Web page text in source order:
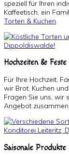
speziell für Ihren
Kaffeetisch, ein
Torten & Kuchen
Hochzeiten & Feste
Für Ihre Hochzeit,
wir Brot, Kuchen
Fragen Sie uns, wir
Angebot zusammen.
Saisonale Produkte